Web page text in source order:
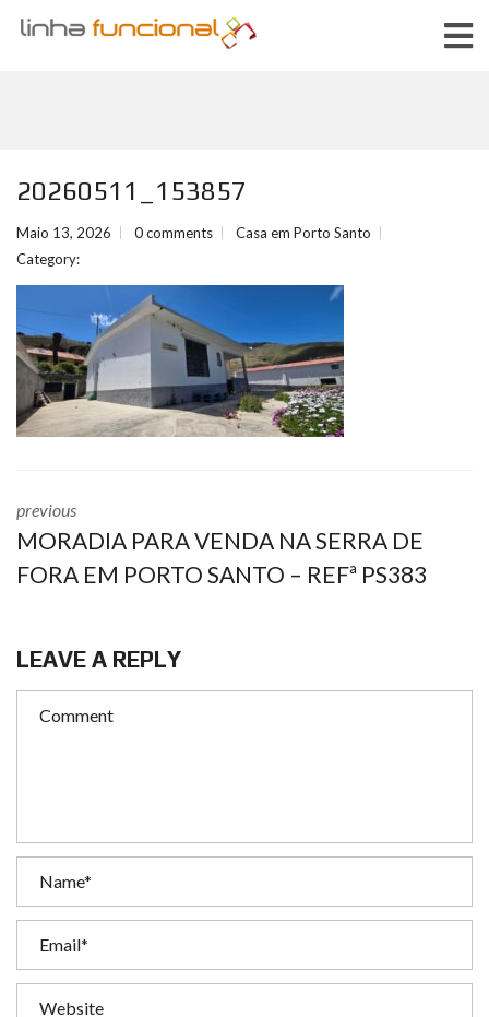
20260511_153857
Maio 13, 2026 0 comments
Casa em Porto Santo
Category:
previous
MORADIA PARA VENDA NA SERRA DE
FORA EM PORTO SANTO – REFª PS383
LEAVE A REPLY